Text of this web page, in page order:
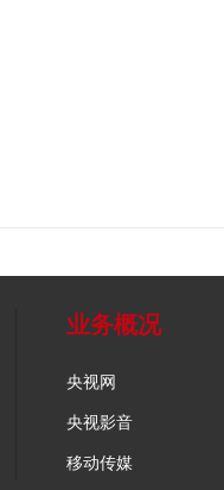
业务概况
央视网
央视影音
移动传媒